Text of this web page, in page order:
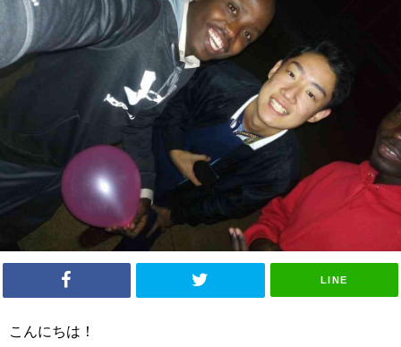
LINE
こんにちは！